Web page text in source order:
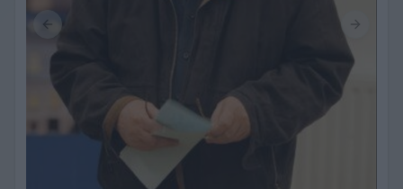
Previous slide Next